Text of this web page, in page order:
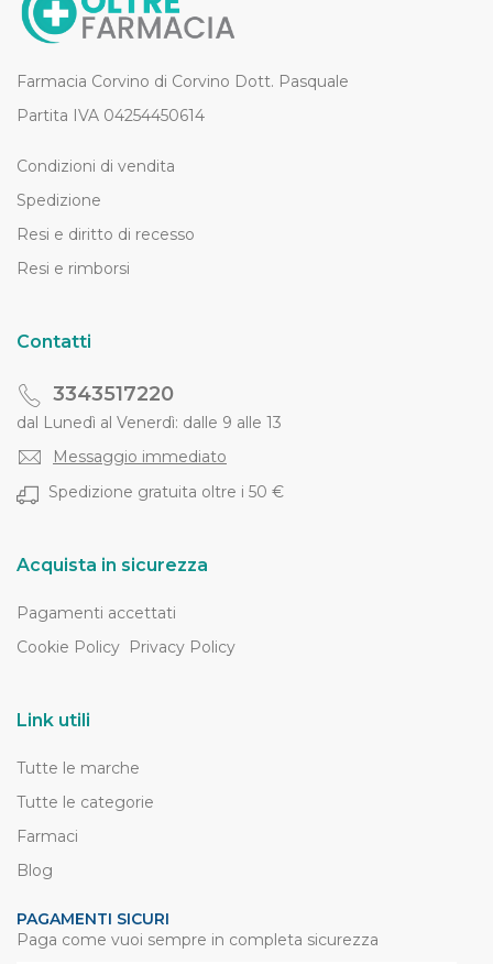
Farmacia Corvino di Corvino Dott. Pasquale
Partita IVA 04254450614
Condizioni di vendita
Spedizione
Resi e diritto di recesso
Resi e rimborsi
Contatti
3343517220
dal Lunedì al Venerdì: dalle 9 alle 13
Messaggio immediato
Spedizione gratuita oltre i 50 €
Acquista in sicurezza
Pagamenti accettati
Cookie Policy Privacy Policy
Link utili
Tutte le marche
Tutte le categorie
Farmaci
Blog
PAGAMENTI SICURI
Paga come vuoi sempre in completa sicurezza